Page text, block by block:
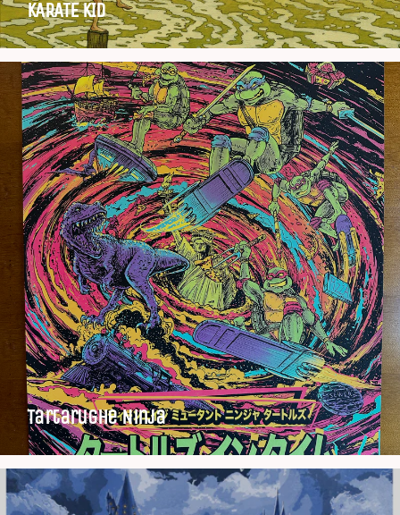
KARATE KID
Tartarughe Ninja